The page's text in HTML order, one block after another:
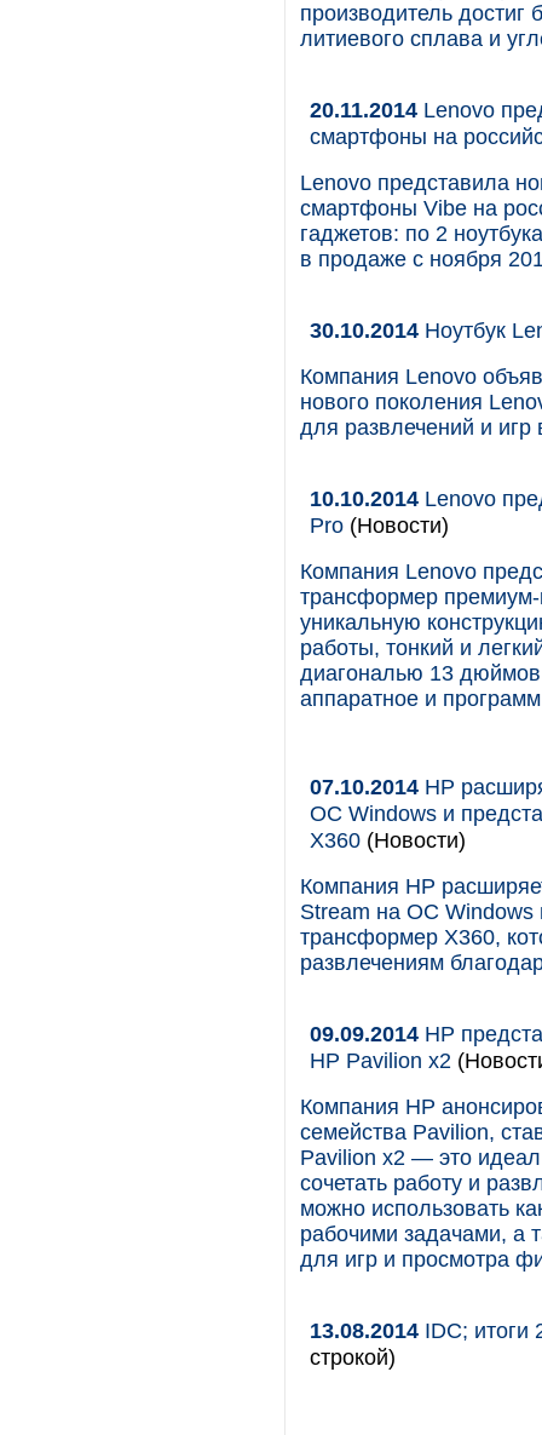
производитель достиг
литиевого сплава и
20.11.2014 Lenovo
смартфоны на
Lenovo представила
смартфоны Vibe на
гаджетов: по 2
в продаже с ноября
30.10.2014 Ноутбук
Компания Lenovo
нового поколения
для развлечений и
10.10.2014 Lenovo
Pro (Новости)
Компания Lenovo
трансформер
уникальную
работы, тонкий и
диагональю 13
аппаратное и
07.10.2014 HP
ОС Windows и
Х360 (Новости)
Компания HP
Stream на ОС Windows
трансформер Х360,
развлечениям
09.09.2014 HP
HP Pavilion x2
Компания HP
семейства Pavilion,
Pavilion x2 — это
сочетать работу и
можно использовать
рабочими задачами, а
для игр и просмотра
13.08.2014 IDC; итоги
строкой)